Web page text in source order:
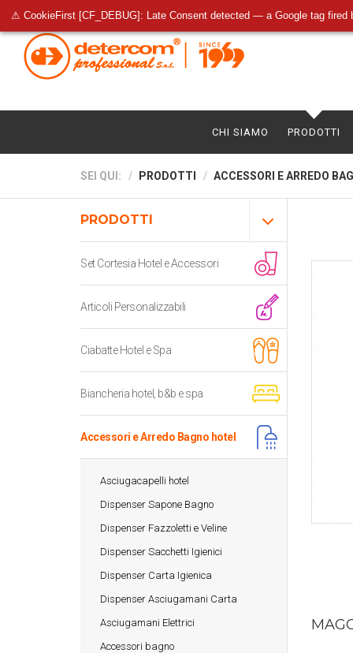
⚠ CookieFirst [CF_DEBUG]: Late Consent detected — a Google tag fired
CHI SIAMO PRODOTTI
SEI QUI: PRODOTTI ACCESSORI E ARREDO
PRODOTTI
Set Cortesia Hotel e Accessori
Articoli Personalizzabili
Ciabatte Hotel e Spa
Biancheria hotel, b&b e spa
Accessori e Arredo Bagno hotel
Asciugacapelli hotel
Dispenser Sapone Bagno
Dispenser Fazzoletti e Veline
Dispenser Sacchetti Igienici
Dispenser Carta Igienica
Dispenser Asciugamani Carta
Asciugamani Elettrici
Accessori bagno